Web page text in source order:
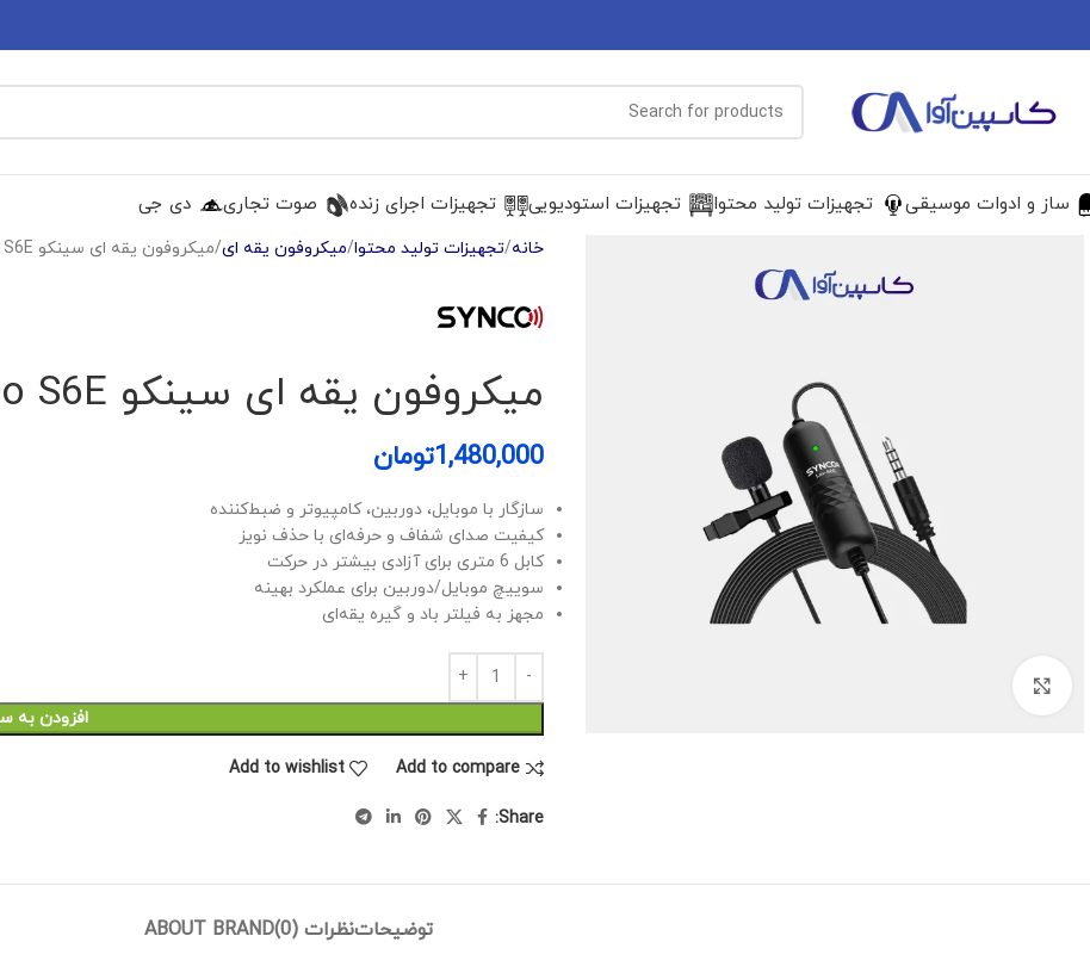
ساز و ادوات موسیقی تجهیزات تولید محتوا تجهیزات استودیویی تجهیزات اجرای زنده صوت تجاری دی جی
خانه تجهیزات تولید محتوا میکروفون یقه ای میکروفون یقه ای سینکو Synco S6E
میکروفون یقه ای سینکو Synco S6E
1,480,000تومان
سازگار با موبایل، دوربین، کامپیوتر و ضبط‌کننده
کیفیت صدای شفاف و حرفه‌ای با حذف نویز
کابل 6 متری برای آزادی بیشتر در حرکت
سوییچ موبایل/دوربین برای عملکرد بهینه
مجهز به فیلتر باد و گیره یقه‌ای
افزودن به
Add to compare
Add to wishlist
Share:
توضیحاتنظرات (0) ABOUT BRAND